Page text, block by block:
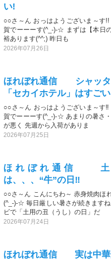
い!
○○さ～ん おっはようございま～す
賀でーーーす(^_-)-☆ まずは【本日
裕あります(^^;) 昨日も
2026年07月26日
ほれぼれ通信 シャッタ
「セカイホテル」はすご
○○さ～ん おっはようございま～す
賀でーーーす(^_-)-☆ あまりの暑さ
が悪く 先週から入荷がありま
2026年07月25日
ほれぼれ通信 土
は、、、“牛”の日‼️
○○さ～ん こんにちわ～ 赤身焼肉ほ
(^_-)-☆ 毎日厳しい暑さが続きます
ビで「土用の丑（うし）の日」だ
2026年07月24日
ほれぼれ通信 実は中華